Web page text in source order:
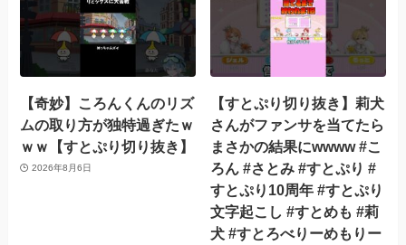
【奇妙】ころんくんのリズ
ムの取り方が独特過ぎたｗ
ｗｗ【すとぷり切り抜き】
2026年8月6日
【すとぷり切り抜き】莉犬
さんがファンサを当てたら
まさかの結果にwwww #こ
ろん #さとみ #すとぷり #
すとぷり10周年 #すとぷり
文字起こし #すとめも #莉
犬 #すとろべりーめもりー